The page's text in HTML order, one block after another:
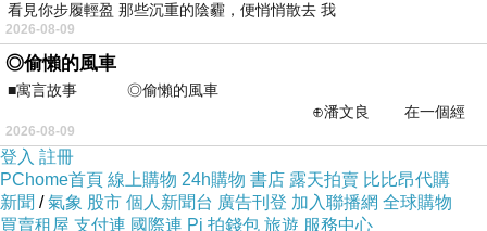
看見你步履輕盈 那些沉重的陰霾，便悄悄散去 我
2026-08-09
◎偷懶的風車
■寓言故事 ◎偷懶的風車
⊕潘文良 在一個經
常颳風的山丘上—&m
2026-08-09
登入 註冊
PChome首頁 線上購物 24h購物 書店 露天拍賣 比比昂代購
新聞 /氣象 股市 個人新聞台 廣告刊登 加入聯播網 全球購物
買賣租屋 支付連 國際連 Pi 拍錢包 旅遊 服務中心